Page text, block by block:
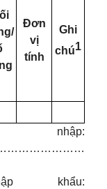
Đơn
vị
tính
Ghi
chú1
khẩu: